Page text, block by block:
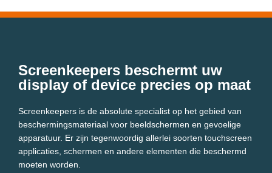
Screenkeepers beschermt uw
display of device precies op maat
Screenkeepers is de absolute specialist op het gebied van
beschermingsmateriaal voor beeldschermen en gevoelige
apparatuur. Er zijn tegenwoordig allerlei soorten touchscreen
applicaties, schermen en andere elementen die beschermd
moeten worden.